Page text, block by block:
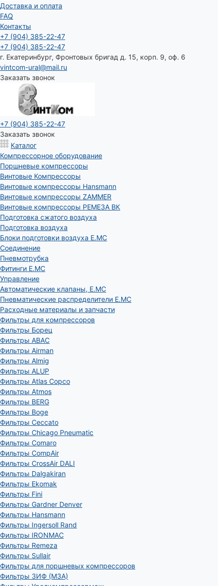
Доставка и оплата
FAQ
Контакты
+7 (904) 385-22-47
+7 (904) 385-22-47
г. Екатеринбург, Фронтовых бригад д. 15, корп. 9, оф. 6
vintcom-ural@mail.ru
Заказать звонок
+7 (904) 385-22-47
Заказать звонок
Каталог
Компрессорное оборудование
Поршневые компрессоры
Винтовые Компрессоры
Винтовые компрессоры Hansmann
Винтовые компрессоры ZAMMER
Винтовые компрессоры РЕМЕЗА ВК
Подготовка сжатого воздуха
Подготовка воздуха
Блоки подготовки воздуха E.MC
Соединение
Пневмотрубка
Фитинги E.MC
Управление
Автоматические клапаны, Е.МС
Пневматические распределители E.MC
Расходные материалы и запчасти
Фильтры для компрессоров
Фильтры Борец
Фильтры ABAC
Фильтры Airman
Фильтры Almig
Фильтры ALUP
Фильтры Atlas Copco
Фильтры Atmos
Фильтры BERG
Фильтры Boge
Фильтры Ceccato
Фильтры Chicago Pneumatic
Фильтры Comaro
Фильтры CompAir
Фильтры CrossAir DALI
Фильтры Dalgakiran
Фильтры Ekomak
Фильтры Fini
Фильтры Gardner Denver
Фильтры Hansmann
Фильтры Ingersoll Rand
Фильтры IRONMAC
Фильтры Remeza
Фильтры Sullair
Фильтры для поршневых компрессоров
Фильтры ЗИФ (МЗА)